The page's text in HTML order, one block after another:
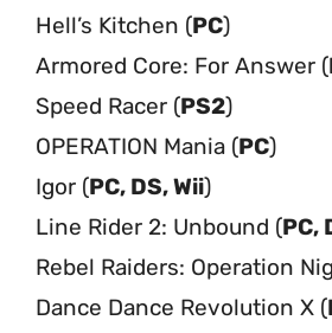
Hell’s Kitchen (PC)
Armored Core: For Answer (
Speed Racer (PS2)
OPERATION Mania (PC)
Igor (PC, DS, Wii)
Line Rider 2: Unbound (PC,
Rebel Raiders: Operation
Dance Dance Revolution X (